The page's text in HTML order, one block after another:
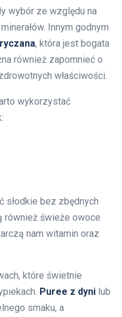
wybór ze względu na
Innym godnym
, która jest bogata
również zapomnieć o
właściwości.
wykorzystać
słodkie bez zbędnych
również świeże owoce
nam witamin oraz
które świetnie
Puree z dyni lub
smaku, a